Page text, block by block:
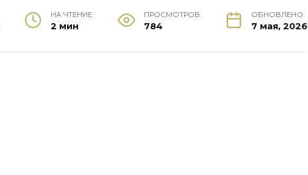
НА ЧТЕНИЕ
2 мин
ПРОСМОТРОВ
784
ОБНОВЛЕНО
7 мая, 2026